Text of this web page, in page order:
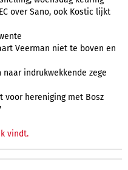
over Sano, ook Kostic lijkt
Veerman niet te boven en
naar indrukwekkende zege
voor hereniging met Bosz
vindt.